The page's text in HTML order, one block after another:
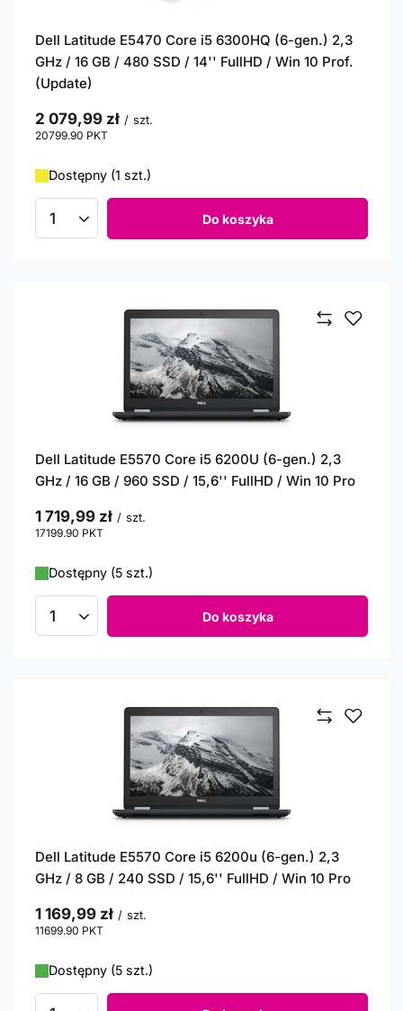
Dell Latitude E5470 Core i5 6300HQ (6-gen.) 2,3
GHz / 16 GB / 480 SSD / 14'' FullHD / Win 10 Prof.
(Update)
2 079,99 zł / szt.
20799.90 PKT
Dostępny (1 szt.)
Ilość produktów Do koszyka
Dell Latitude E5570 Core i5 6200U (6-gen.) 2,3
GHz / 16 GB / 960 SSD / 15,6'' FullHD / Win 10 Pro
1 719,99 zł / szt.
17199.90 PKT
Dostępny (5 szt.)
Ilość produktów Do koszyka
Dell Latitude E5570 Core i5 6200u (6-gen.) 2,3
GHz / 8 GB / 240 SSD / 15,6'' FullHD / Win 10 Pro
1 169,99 zł / szt.
11699.90 PKT
Dostępny (5 szt.)